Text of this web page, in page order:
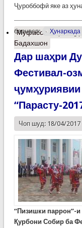
Ҷуроббофӣ яке аз
барчасп: Ҳунаркада
Муфассалтаро
Бадахшон
Дар шаҳри
Фестивал-
ҷумҳуриявии
“Парасту-
Чоп шуд: 18/04/2017
“Пизишки паррон”-
Қурбони Собир ба